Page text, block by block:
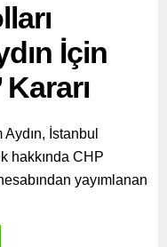
İçin
Kararı
İstanbul
hakkında CHP
yayımlanan